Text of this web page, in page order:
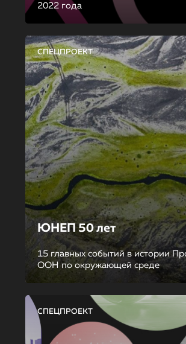
2022 года
СПЕЦПРОЕКТ
ЮНЕП 50 лет
15 главных событий в истории
ООН по окружающей среде
СПЕЦПРОЕКТ